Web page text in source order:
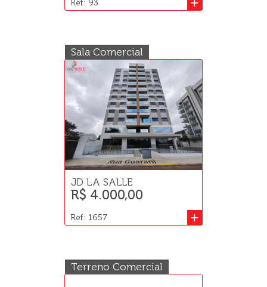
Ref.: 93
Sala Comercial
JD LA SALLE
R$ 4.000,00
+
Ref.: 1657
Terreno Comercial